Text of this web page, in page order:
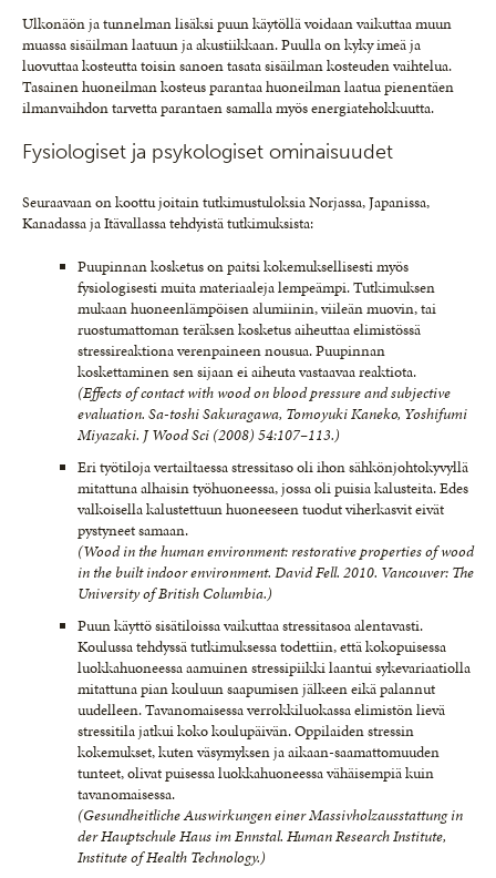
Ulkonäön ja tunnelman lisäksi puun käytöllä voidaan vaikuttaa muun
muassa sisäilman laatuun ja akustiikkaan. Puulla on kyky imeä ja
luovuttaa kosteutta toisin sanoen tasata sisäilman kosteuden vaihtelua.
Tasainen huoneilman kosteus parantaa huoneilman laatua pienentäen
ilmanvaihdon tarvetta parantaen samalla myös energiatehokkuutta.
Fysiologiset ja psykologiset ominaisuudet
Seuraavaan on koottu joitain tutkimustuloksia Norjassa, Japanissa,
Kanadassa ja Itävallassa tehdyistä tutkimuksista:
Puupinnan kosketus on paitsi kokemuksellisesti myös
fysiologisesti muita materiaaleja lempeämpi. Tutkimuksen
mukaan huoneenlämpöisen alumiinin, viileän muovin, tai
ruostumattoman teräksen kosketus aiheuttaa elimistössä
stressireaktiona verenpaineen nousua. Puupinnan
koskettaminen sen sijaan ei aiheuta vastaavaa reaktiota.
(Effects of contact with wood on blood pressure and subjective
evaluation. Sa-toshi Sakuragawa, Tomoyuki Kaneko, Yoshifumi
Miyazaki. J Wood Sci (2008) 54:107–113.)
Eri työtiloja vertailtaessa stressitaso oli ihon sähkönjohtokyvyllä
mitattuna alhaisin työhuoneessa, jossa oli puisia kalusteita. Edes
valkoisella kalustettuun huoneeseen tuodut viherkasvit eivät
pystyneet samaan.
(Wood in the human environment: restorative properties of wood
in the built indoor environment. David Fell. 2010. Vancouver: The
University of British Columbia.)
Puun käyttö sisätiloissa vaikuttaa stressitasoa alentavasti.
Koulussa tehdyssä tutkimuksessa todettiin, että kokopuisessa
luokkahuoneessa aamuinen stressipiikki laantui sykevariaatiolla
mitattuna pian kouluun saapumisen jälkeen eikä palannut
uudelleen. Tavanomaisessa verrokkiluokassa elimistön lievä
stressitila jatkui koko koulupäivän. Oppilaiden stressin
kokemukset, kuten väsymyksen ja aikaan-saamattomuuden
tunteet, olivat puisessa luokkahuoneessa vähäisempiä kuin
tavanomaisessa.
(Gesundheitliche Auswirkungen einer Massivholzausstattung in
der Hauptschule Haus im Ennstal. Human Research Institute,
Institute of Health Technology.)